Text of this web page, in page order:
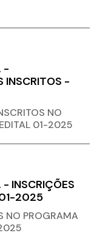
-
INSCRITOS -
NO
01-2025
INSCRIÇÕES
01-2025
NO PROGRAMA